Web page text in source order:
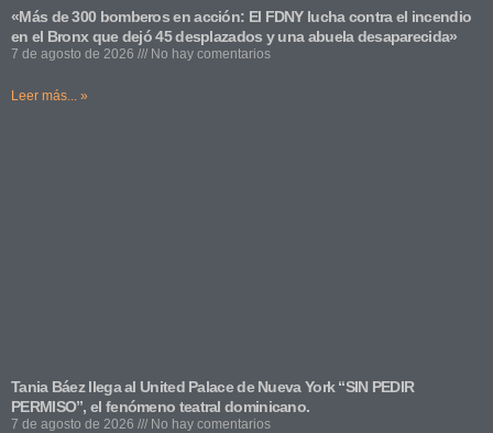
«Más de 300 bomberos en acción: El FDNY lucha contra el incendio
en el Bronx que dejó 45 desplazados y una abuela desaparecida»
7 de agosto de 2026 No hay comentarios
Leer más... »
Tania Báez llega al United Palace de Nueva York “SIN PEDIR
PERMISO”, el fenómeno teatral dominicano.
7 de agosto de 2026 No hay comentarios